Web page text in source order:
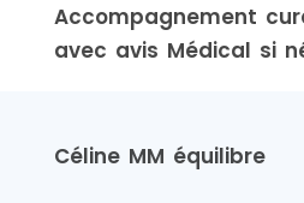
Accompagnement
avec avis Médical si
Céline MM équilibre